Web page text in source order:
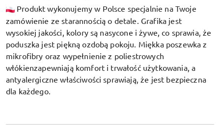
Produkt wykonujemy w Polsce specjalnie na Twoje
zamówienie ze starannością o detale. Grafika jest
wysokiej jakości, kolory są nasycone i żywe, co sprawia, że
poduszka jest piękną ozdobą pokoju. Miękka poszewka z
mikrofibry oraz wypełnienie z poliestrowych
włókienzapewniają komfort i trwałość użytkowania, a
antyalergiczne właściwości sprawiają, że jest bezpieczna
dla każdego.